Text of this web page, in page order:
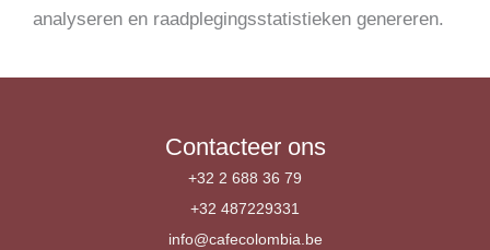
analyseren en raadplegingsstatistieken genereren.
Contacteer ons
+32 2 688 36 79
+32 487229331
info@cafecolombia.be